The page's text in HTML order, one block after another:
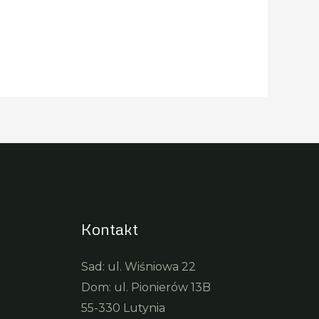
Kontakt
Sad: ul. Wiśniowa 22
Dom: ul. Pionierów 13B
55-330 Lutynia